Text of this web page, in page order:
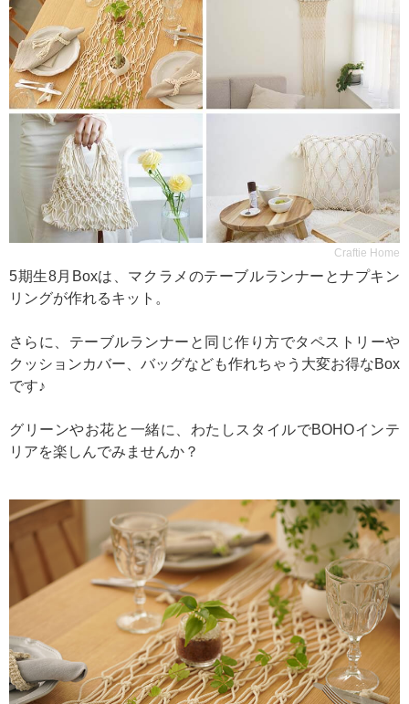
Craftie Home
5期生8月Boxは、マクラメのテーブルランナーとナプキン
リングが作れるキット。
さらに、テーブルランナーと同じ作り方でタペストリーや
クッションカバー、バッグなども作れちゃう大変お得なBox
です♪
グリーンやお花と一緒に、わたしスタイルでBOHOインテ
リアを楽しんでみませんか？